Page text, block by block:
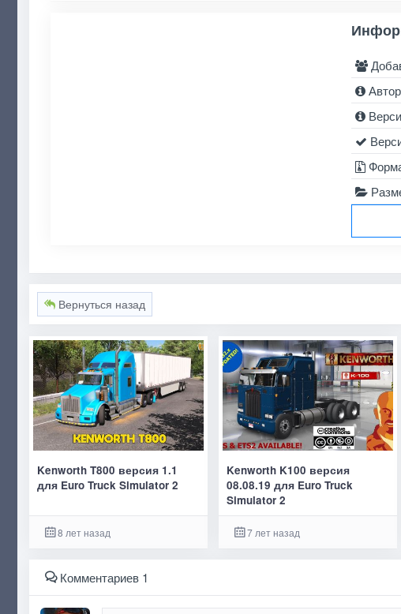
Автор
Вернуться назад
Kenworth T800 версия 1.1
для Euro Truck Simulator 2
8 лет назад
Kenworth K100 версия
08.08.19 для Euro Truck
Simulator 2
7 лет назад
Комментариев 1